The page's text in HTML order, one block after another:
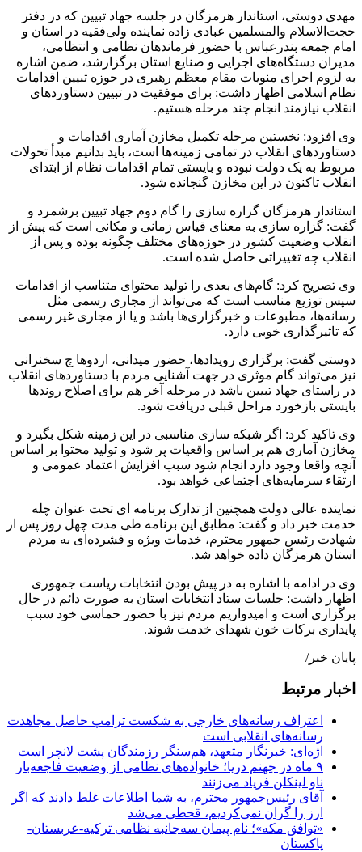
مهدی دوستی، استاندار هرمزگان در جلسه جهاد تبیین که در دفتر
حجت‌الاسلام والمسلمین عبادی ‌زاده نماینده ولی‌فقیه در استان و
امام جمعه بندرعباس با حضور فرماندهان نظامی و انتظامی،
مدیران دستگاه‌های اجرایی و صنایع استان برگزارشد، ضمن اشاره
به لزوم اجرای منویات مقام معظم رهبری در حوزه تبیین اقدامات
نظام اسلامی اظهار داشت: برای موفقیت در تبیین دستاوردهای
انقلاب نیازمند انجام چند مرحله هستیم.
وی افزود: نخستین مرحله تکمیل مخازن آماری اقدامات و
دستاوردهای انقلاب در تمامی زمینه‌ها است، باید بدانیم مبدأ تحولات
مربوط به یک دولت نبوده و بایستی تمام اقدامات نظام از ابتدای
انقلاب تاکنون در این مخازن گنجانده شود.
استاندار هرمزگان گزاره سازی را گام دوم جهاد تبیین برشمرد و
گفت: گزاره سازی به معنای قیاس زمانی و مکانی است که پیش از
انقلاب وضعیت کشور در حوزه‌های مختلف چگونه بوده و پس از
انقلاب چه تغییراتی حاصل شده است.
وی تصریح کرد: گام‌های بعدی را تولید محتوای متناسب از اقدامات
سپس توزیع مناسب است که می‌تواند از مجاری رسمی مثل
رسانه‌ها، مطبوعات و خبرگزاری‌ها باشد و یا از مجاری غیر رسمی
که تاثیرگذاری خوبی دارد.
دوستی گفت: برگزاری رویدادها، حضور میدانی، اردوها چ سخنرانی
نیز می‌تواند گام موثری در جهت آشنایی مردم با دستاوردهای انقلاب
در راستای جهاد تبیین باشد در مرحله آخر هم برای اصلاح روندها
بایستی بازخورد مراحل قبلی دریافت شود.
وی تاکید کرد: اگر شبکه سازی مناسبی در این زمینه شکل بگیرد و
مخازن آماری هم بر اساس واقعیات پر شود و تولید محتوا بر اساس
آنچه واقعا وجود دارد انجام شود سبب افزایش اعتماد عمومی و
ارتقاء سرمایه‌های اجتماعی خواهد بود.
نماینده عالی دولت همچنین از تدارک برنامه ای تحت عنوان چله
خدمت خبر داد و گفت: مطابق این برنامه طی مدت چهل روز پس از
شهادت رئیس جمهور محترم، خدمات ویژه و فشرده‌ای به مردم
استان هرمزگان داده خواهد شد.
وی در ادامه با اشاره به در پیش بودن انتخابات ریاست جمهوری
اظهار داشت: جلسات ستاد انتخابات استان به صورت دائم در حال
برگزاری است و امیدواریم مردم نیز با حضور حماسی خود سبب
پایداری برکات خون شهدای خدمت شوند.
پایان خبر/
اخبار مرتبط
اعتراف رسانه‌های خارجی به شکست ترامپ حاصل مجاهدت
رسانه‌های انقلابی است
اژه‌ای: خبرنگار متعهد، هم‌سنگر رزمندگان پشت لانچر است
۹ ماه در جهنم دریا؛ خانواده‌های نظامی از وضعیت فاجعه‌بار
ناو لینکلن فریاد می‌زنند
آقای رئیس‌جمهور محترم، به شما اطلاعات غلط دادند که اگر
ارز را گران نمی‌کردیم، قحطی می‌شد
«توافق مکه»؛ نام پیمان سه‌جانبه نظامی ترکیه-عربستان-
پاکستان